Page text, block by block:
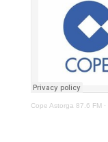
Cope Astorga 87.6 FM·